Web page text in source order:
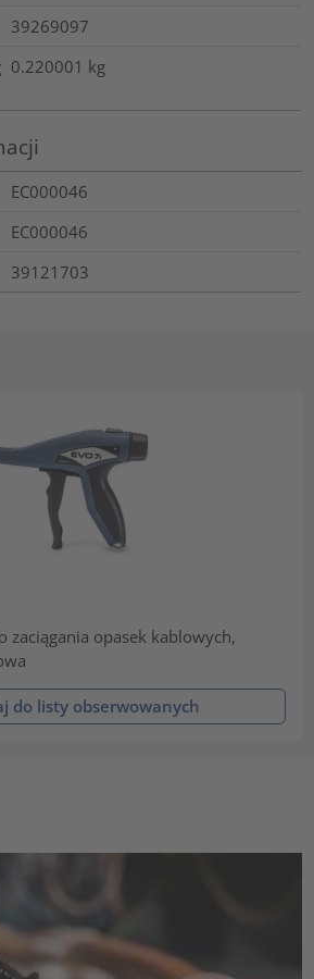
39269097
0.220001 kg
EC000046
EC000046
39121703
zaciągania opasek kablowych,
do listy obserwowanych